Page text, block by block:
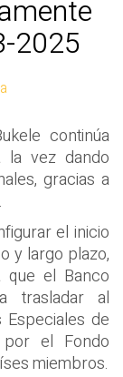
2025
continúa
la vez dando
gracias a
el inicio
y largo plazo,
que el Banco
trasladar al
de
por el Fondo
miembros.